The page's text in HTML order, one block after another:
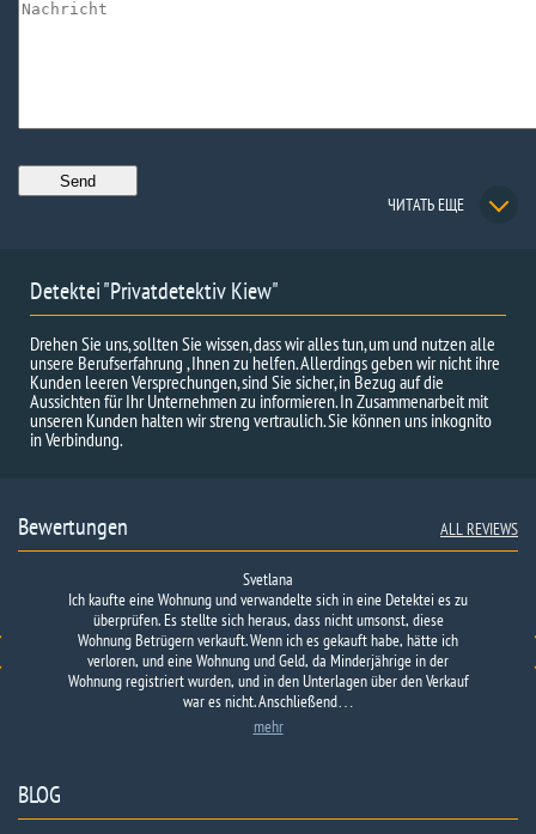
ЧИТАТЬ ЕЩЕ
Detektei "Privatdetektiv Kiew"
Drehen Sie uns, sollten Sie wissen, dass wir alles tun, um und nutzen alle
unsere Berufserfahrung , Ihnen zu helfen. Allerdings geben wir nicht ihre
Kunden leeren Versprechungen, sind Sie sicher, in Bezug auf die
Aussichten für Ihr Unternehmen zu informieren. In Zusammenarbeit mit
unseren Kunden halten wir streng vertraulich. Sie können uns inkognito
in Verbindung.
Bewertungen ALL REVIEWS
Svetlana
Ich kaufte eine Wohnung und verwandelte sich in eine Detektei es zu
überprüfen. Es stellte sich heraus, dass nicht umsonst, diese
Wohnung Betrügern verkauft. Wenn ich es gekauft habe, hätte ich
verloren, und eine Wohnung und Geld, da Minderjährige in der
Wohnung registriert wurden, und in den Unterlagen über den Verkauf
war es nicht. Anschließend…
mehr
Ich möchte den Mitarbeitern der Agentur meinen tiefen Dank für die
schnelle und schnelle Unterstützung bei der Lösung eines sehr
ernsten Problems aussprechen: Berechnung des Erpressers und
Sammeln solcher Informationen über ihn, dass er selbst Angst hatte.
Die…
Ich wollte wirklich eine Person finden. Es gab keine Informationen
über ihn außer einem Foto. Lange Zeit habe ich es nicht gewagt,
jemanden um Hilfe zu bitten. Nachdem ich eine Reihe von
Detektivagenturen…
BLOG